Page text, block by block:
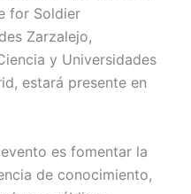
for Soldier
Zarzalejo,
y Universidades
estará presente en
es fomentar la
de conocimiento,